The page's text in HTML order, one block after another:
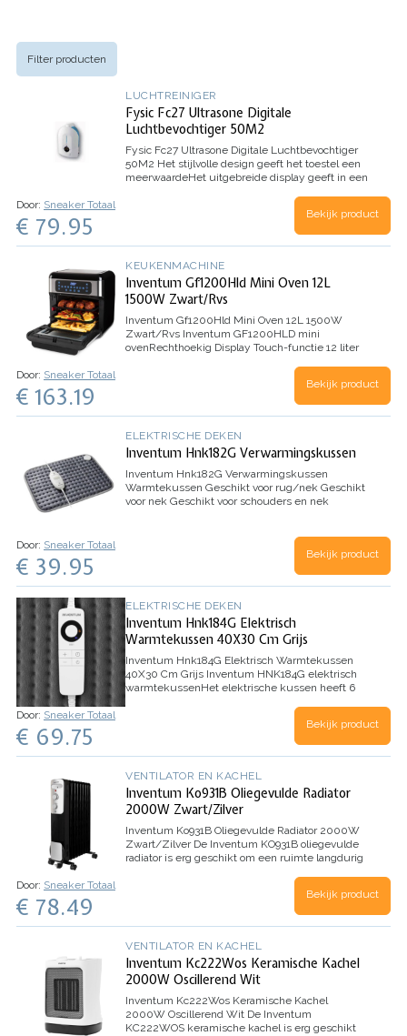
Filter producten
LUCHTREINIGER
Fysic Fc27 Ultrasone Digitale
Luchtbevochtiger 50M2
Fysic Fc27 Ultrasone Digitale Luchtbevochtiger
50M2 Het stijlvolle design geeft het toestel een
meerwaardeHet uitgebreide display geeft in een
Door: Sneaker Totaal
€ 79.95 Bekijk product
KEUKENMACHINE
Inventum Gf1200Hld Mini Oven 12L
1500W Zwart/Rvs
Inventum Gf1200Hld Mini Oven 12L 1500W
Zwart/Rvs Inventum GF1200HLD mini
ovenRechthoekig Display Touch-functie 12 liter
Door: Sneaker Totaal
€ 163.19 Bekijk product
ELEKTRISCHE DEKEN
Inventum Hnk182G Verwarmingskussen
Inventum Hnk182G Verwarmingskussen
Warmtekussen Geschikt voor rug/nek Geschikt
voor nek Geschikt voor schouders en nek
Door: Sneaker Totaal
€ 39.95 Bekijk product
ELEKTRISCHE DEKEN
Inventum Hnk184G Elektrisch
Warmtekussen 40X30 Cm Grijs
Inventum Hnk184G Elektrisch Warmtekussen
40X30 Cm Grijs Inventum HNK184G elektrisch
warmtekussenHet elektrische kussen heeft 6
heerlijk mee verwarmt. De warmte bevordert de
Door: Sneaker Totaal
€ 69.75 Bekijk product
VENTILATOR EN KACHEL
Inventum Ko931B Oliegevulde Radiator
2000W Zwart/Zilver
Inventum Ko931B Oliegevulde Radiator 2000W
Zwart/ZilverDe Inventum KO931B oliegevulde
radiator is erg geschikt om een ruimte langdurig
ribben en 3 warmtestanden. Hij werkt nagenoeg
Door: Sneaker Totaal
€ 78.49 Bekijk product
VENTILATOR EN KACHEL
Inventum Kc222Wos Keramische Kachel
2000W Oscillerend Wit
Inventum Kc222Wos Keramische Kachel
2000W Oscillerend Wit De Inventum
KC222WOS keramische kachel is erg geschikt